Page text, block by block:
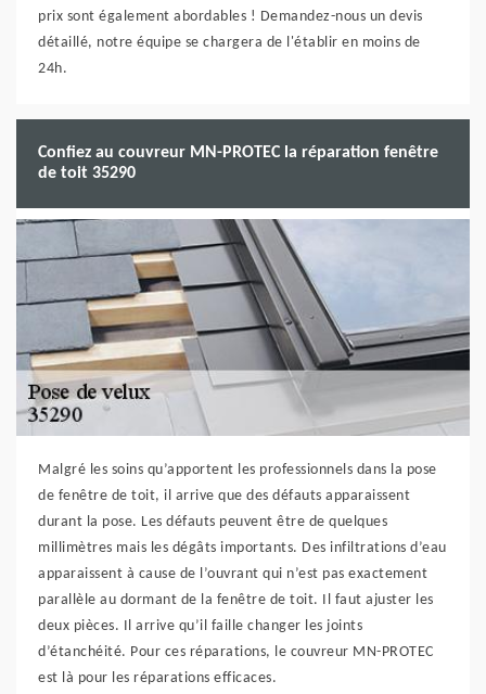
prix sont également abordables ! Demandez-nous un devis
détaillé, notre équipe se chargera de l'établir en moins de
24h.
Confiez au couvreur MN-PROTEC la réparation fenêtre
de toit 35290
Malgré les soins qu’apportent les professionnels dans la pose
de fenêtre de toit, il arrive que des défauts apparaissent
durant la pose. Les défauts peuvent être de quelques
millimètres mais les dégâts importants. Des infiltrations d’eau
apparaissent à cause de l’ouvrant qui n’est pas exactement
parallèle au dormant de la fenêtre de toit. Il faut ajuster les
deux pièces. Il arrive qu’il faille changer les joints
d’étanchéité. Pour ces réparations, le couvreur MN-PROTEC
est là pour les réparations efficaces.